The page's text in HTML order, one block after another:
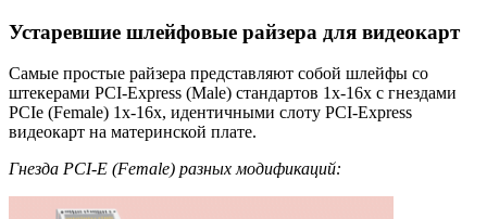
Устаревшие шлейфовые райзера для видеокарт
Самые простые райзера представляют собой шлейфы со
штекерами PCI-Express (Male) стандартов 1x-16x с гнездами
PCIe (Female) 1x-16x, идентичными слоту PCI-Express
видеокарт на материнской плате.
Гнезда PCI-E (Female) разных модификаций: